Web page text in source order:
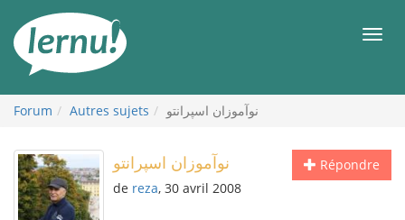
contenu
Forum Autres sujets نوآموزان اسپرانتو
Répondre نوآموزان اسپرانتو
de reza, 30 avril 2008